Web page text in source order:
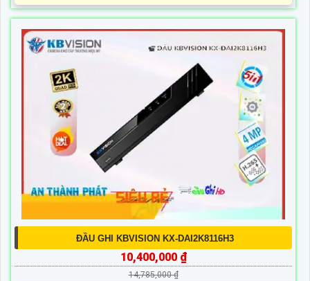
ĐẦU GHI KBVISION KX-DAI2K8116H3
10,400,000 ₫
14,785,000 ₫